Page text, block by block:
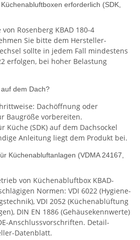
erforderlich (SDK,
Rosenberg KBAD 180-4
Sie bitte dem Hersteller-
sollte in jedem Fall mindestens
erfolgen, bei hoher Belastung
dem Dach?
Dachöffnung oder
Baugröße vorbereiten.
Küche (SDK) auf dem Dachsockel
Anleitung liegt dem Produkt bei.
Küchenabluftanlagen (VDMA 24167,
von Küchenabluftbox KBAD-
Normen: VDI 6022 (Hygiene-
VDI 2052 (Küchenablüftung
DIN EN 1886 (Gehäusekennwerte)
Anschlussvorschriften. Detail-
Datenblatt.